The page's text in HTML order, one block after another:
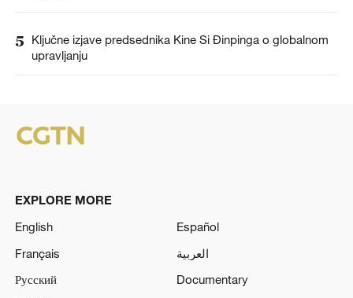
5
Ključne izjave predsednika Kine Si Đinpinga o globalnom
upravljanju
EXPLORE MORE
English
Español
Français
العربية
Русский
Documentary